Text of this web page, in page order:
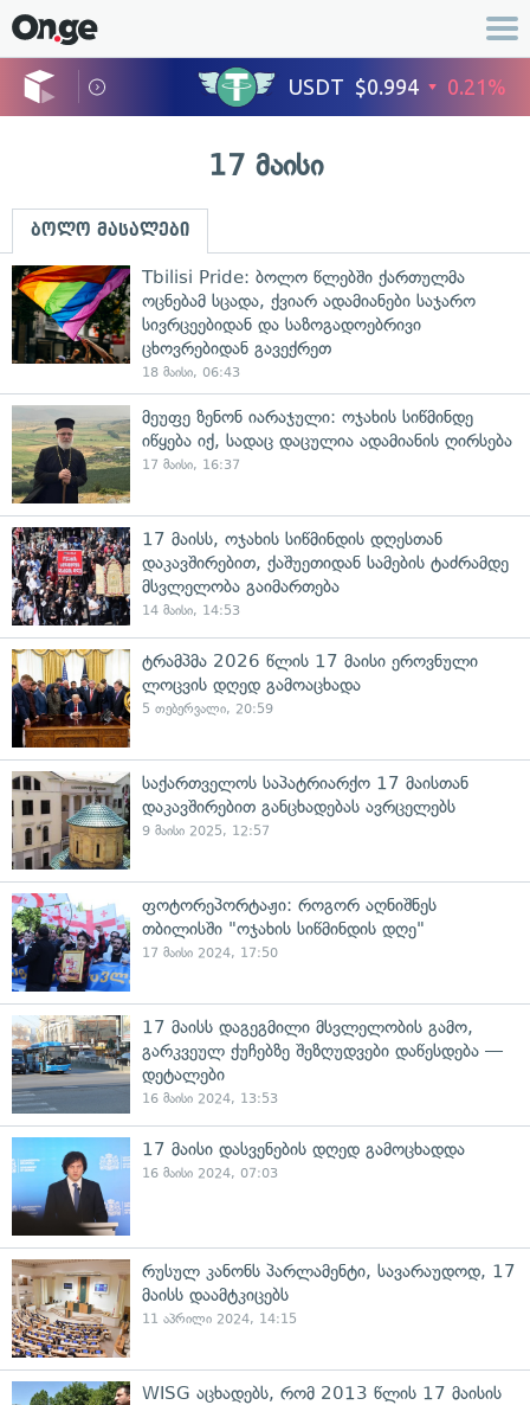
17 მაისი
ბოლო მასალები
Tbilisi Pride: ბოლო წლებში ქართულმა
ოცნებამ სცადა, ქვიარ ადამიანები საჯარო
სივრცეებიდან და საზოგადოებრივი
ცხოვრებიდან გავექრეთ
18 მაისი, 06:43
მეუფე ზენონ იარაჯული: ოჯახის სიწმინდე
იწყება იქ, სადაც დაცულია ადამიანის ღირსება
17 მაისი, 16:37
17 მაისს, ოჯახის სიწმინდის დღესთან
დაკავშირებით, ქაშუეთიდან სამების ტაძრამდე
მსვლელობა გაიმართება
14 მაისი, 14:53
ტრამპმა 2026 წლის 17 მაისი ეროვნული
ლოცვის დღედ გამოაცხადა
5 თებერვალი, 20:59
საქართველოს საპატრიარქო 17 მაისთან
დაკავშირებით განცხადებას ავრცელებს
9 მაისი 2025, 12:57
ფოტორეპორტაჟი: როგორ აღნიშნეს
თბილისში "ოჯახის სიწმინდის დღე"
17 მაისი 2024, 17:50
17 მაისს დაგეგმილი მსვლელობის გამო,
გარკვეულ ქუჩებზე შეზღუდვები დაწესდება —
დეტალები
16 მაისი 2024, 13:53
17 მაისი დასვენების დღედ გამოცხადდა
16 მაისი 2024, 07:03
რუსულ კანონს პარლამენტი, სავარაუდოდ, 17
მაისს დაამტკიცებს
11 აპრილი 2024, 14:15
WISG აცხადებს, რომ 2013 წლის 17 მაისის